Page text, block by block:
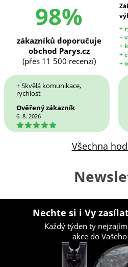
98%
+
+
+
+
+
zákazníků doporučuje
obchod Parys.cz
(přes 11 500 recenzí)
+ Skvělá komunikace,
rychlost
Ověřený zákazník
6. 8. 2026
5
Všechna
Nechte si i Vy
Každý týden ty
akce do